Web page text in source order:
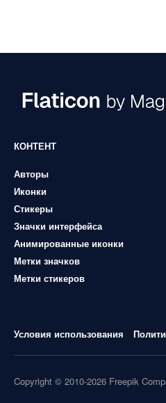
КОНТЕНТ
Авторы
Иконки
Стикеры
Значки интерфейса
Анимированные иконки
Метки значков
Метки стикеров
Условия использования
Copyright © 2010-2026 Freepik